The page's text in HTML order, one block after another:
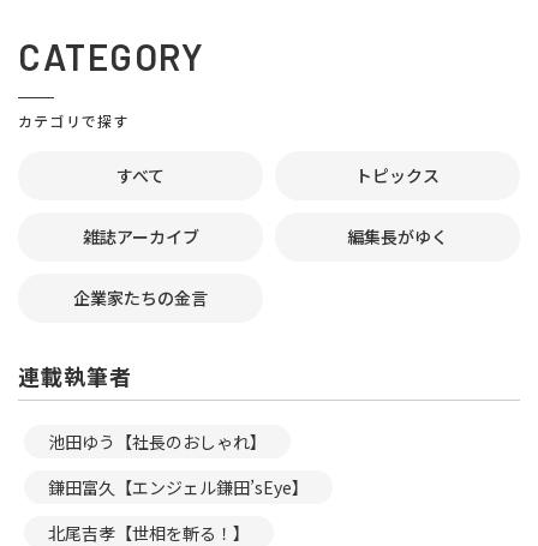
CATEGORY
カテゴリで探す
すべて トピックス
雑誌アーカイブ 編集長がゆく
企業家たちの金言
連載執筆者
池田ゆう【社長のおしゃれ】
鎌田富久【エンジェル鎌田’sEye】
北尾吉孝【世相を斬る！】